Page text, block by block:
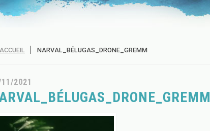
ACCUEIL NARVAL_BÉLUGAS_DRONE_GREMM
2021